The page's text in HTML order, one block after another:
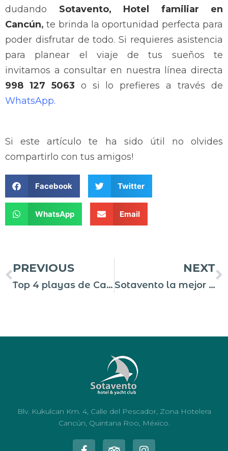
dudando Sotavento, Hotel familiar en
Cancún, te brinda la oportunidad perfecta para
poder disfrutar de todo. Si requieres asistencia
para planear el viaje de tus sueños te
invitamos a consultar en nuestra línea directa
998 127 5063 o si lo prefieres a través de
WhatsApp.
Si este artículo te ha sido útil no olvides
compartirlo con tus amigos!
Facebook Twitter
WhatsApp Email
PREVIOUS
Top 4 playas de Cancún que no te puedes perder
NEXT
Sotavento la mejor opción para hospedarte en Cancún
Blv. Kukulcan Km. 4, Calle del Pescador, Zona Hotelera
Cancún, Quintana Roo, México.